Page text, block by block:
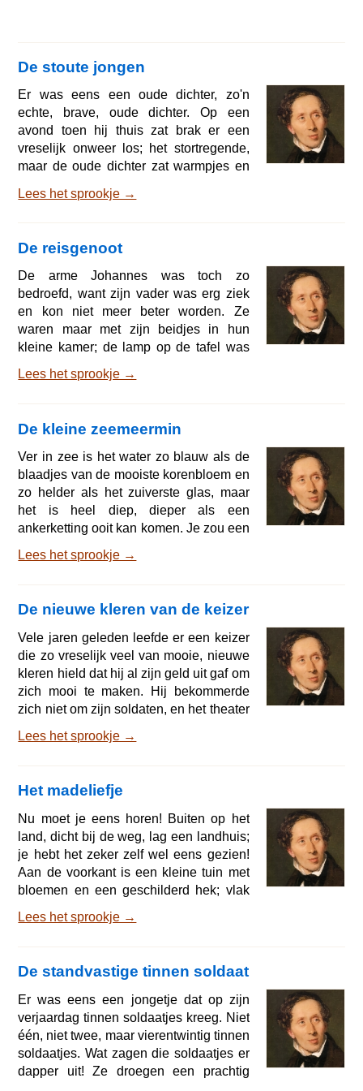
De stoute jongen
Er was eens een oude dichter, zo'n
echte, brave, oude dichter. Op een
avond toen hij thuis zat brak er een
vreselijk onweer los; het stortregende,
maar de oude dichter zat warmpjes en
brandde en de appels sisten. De arme
zei hij, want hij was een brave dichter.
Help, doe open! Ik bibber van de kou en
ik ben zo nat! riep een kind buiten. Het
huilde en klopte op de deur. En de
regen viel b
Lees het sprookje →
De reisgenoot
De arme Johannes was toch zo
bedroefd, want zijn vader was erg ziek
en kon niet meer beter worden. Ze
waren maar met zijn beidjes in hun
kleine kamer; de lamp op de tafel was
de avond. Je was een beste zoon,
de wereld! En hij keek hem met
ernstige, vriendelijke ogen aan, haalde
heel diep adem en stierf; het was net of
hij lag te slapen. Maar Johannes huilde,
nu had hij helemaal niemand
Lees het sprookje →
De kleine zeemeermin
Ver in zee is het water zo blauw als de
blaadjes van de mooiste korenbloem en
zo helder als het zuiverste glas, maar
het is heel diep, dieper als een
ankerketting ooit kan komen. Je zou een
moeten zetten om van de bodem van de
Maar je moet niet denken dat de bodem
van kaal, wit zand is. Nee hoor, er
groeien de prachtigste bomen en
planten en hun stengels en bladeren
zijn zo soepel da
Lees het sprookje →
De nieuwe kleren van de keizer
Vele jaren geleden leefde er een keizer
die zo vreselijk veel van mooie, nieuwe
kleren hield dat hij al zijn geld uit gaf om
zich mooi te maken. Hij bekommerde
zich niet om zijn soldaten, en het theater
maar leuk om zijn nieuwe kleren te laten
koning zegt dat hij in de ministerraad is,
zo zeiden ze hier altijd: De keizer is in
zijn kleedkamer! In de grote stad waar
hij woonde
Lees het sprookje →
Het madeliefje
Nu moet je eens horen! Buiten op het
land, dicht bij de weg, lag een landhuis;
je hebt het zeker zelf wel eens gezien!
Aan de voorkant is een kleine tuin met
bloemen en een geschilderd hek; vlak
heerlijkste, groene gras, groeide een
grote, rijke prachtbloemen in de tuin en
daarom groeide het van uur tot uur. Óp
een morgen was het bloempje helemaal
ontloken met zijn helderwitte blaadje
Lees het sprookje →
De standvastige tinnen soldaat
Er was eens een jongetje dat op zijn
verjaardag tinnen soldaatjes kreeg. Niet
één, niet twee, maar vierentwintig tinnen
soldaatjes. Wat zagen die soldaatjes er
dapper uit! Ze droegen een prachtig